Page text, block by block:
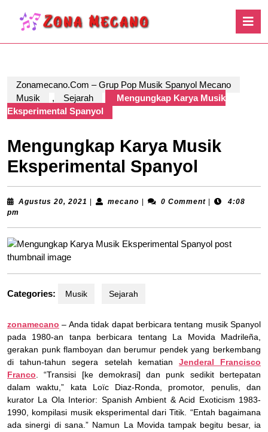
content
Zonamecano.Com – Grup Pop Musik Spanyol Mecano
Musik
, Sejarah
Mengungkap Karya Musik
Eksperimental Spanyol
Mengungkap Karya Musik
Eksperimental Spanyol
Agustus 20, 2021 Agustusmecano mecano0 Comment
4:08
pm
Categories: Musik Sejarah
zonamecano – Anda tidak dapat berbicara tentang musik Spanyol
pada 1980-an tanpa berbicara tentang La Movida Madrileña,
gerakan punk flamboyan dan berumur pendek yang berkembang
di tahun-tahun segera setelah kematian Jenderal Francisco
Franco . “Transisi [ke demokrasi] dan punk sedikit bertepatan
dalam waktu,” kata Loïc Diaz-Ronda, promotor, penulis, dan
kurator La Ola Interior: Spanish Ambient & Acid Exoticism 1983-
1990, kompilasi musik eksperimental dari Titik. “Entah bagaimana
ada sinergi di sana.” Namun La Movida tampak begitu besar, ia